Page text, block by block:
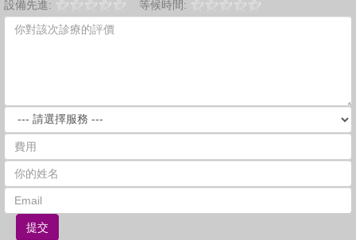
設備先進:
等候時間:
提交